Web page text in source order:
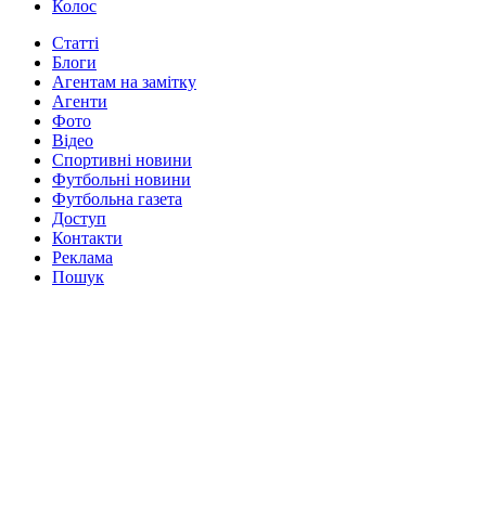
Колос
Статті
Блоги
Агентам на замітку
Агенти
Фото
Відео
Спортивні новини
Футбольні новини
Футбольна газета
Доступ
Контакти
Реклама
Пошук